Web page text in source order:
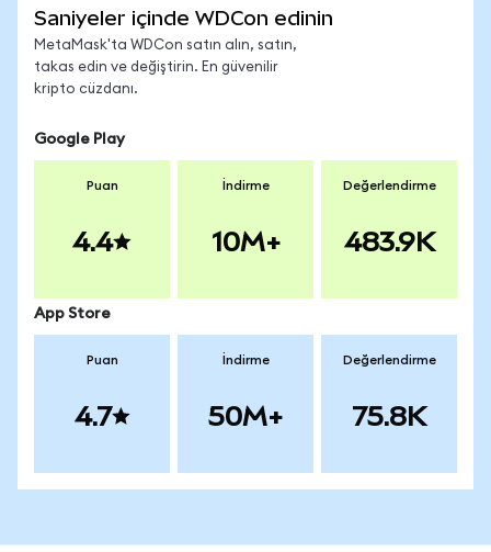
Saniyeler içinde WDCon edinin
MetaMask'ta WDCon satın alın, satın,
takas edin ve değiştirin. En güvenilir
kripto cüzdanı.
Google Play
Puan
4.4
İndirme
10M+
Değerlendirme
483.9K
App Store
Puan
4.7
İndirme
50M+
Değerlendirme
75.8K